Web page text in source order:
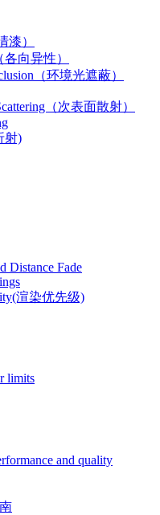
漆）
向异性）
（环境光遮蔽）
（次表面散射）
射)
Distance Fade
渲染优先级)
limits
and quality